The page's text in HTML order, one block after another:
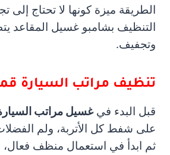
الطريقة ميزة كونها لا تحتاج
التنظيف بشامبو غسيل
وتجفيف.
تنظيف مراتب السيارة
قبل البدء فيغسيل مراتب
على شفط كل الأتربة، ولم الفضلات
ثم ابدأ في استعمال منظف